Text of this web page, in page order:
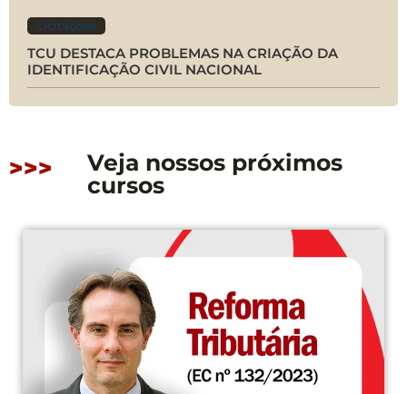
Licitações
TCU DESTACA PROBLEMAS NA CRIAÇÃO DA
IDENTIFICAÇÃO CIVIL NACIONAL
>>>
Veja nossos próximos
cursos